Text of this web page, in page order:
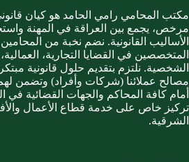
مكتب المحامي رامي الحامد هو كيان
مرخص، يجمع بين العراقة في المهنة
الأساليب القانونية. نضم نخبة من
المتخصصين في القضايا التجارية،
الشخصية. نلتزم بتقديم حلول قانونية
مصالح عملائنا (شركات وأفراد) وتضمن لهم
أمام كافة المحاكم والجهات القضائية في
تركيز خاص على خدمة قطاع الأعمال
الشرقية.